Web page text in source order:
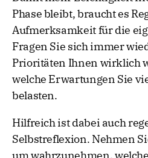
Phase bleibt, braucht es
Aufmerksamkeit für die
Fragen Sie sich immer
Prioritäten Ihnen wirklich
welche Erwartungen Sie
belasten.
Hilfreich ist dabei auch
Selbstreflexion. Nehmen